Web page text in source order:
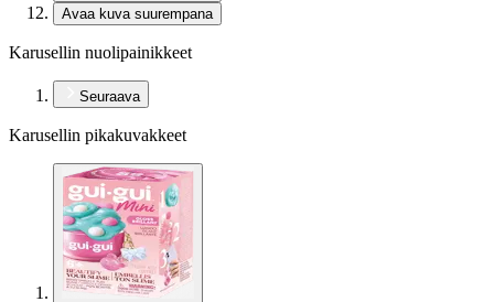
Avaa kuva suurempana
Karusellin nuolipainikkeet
Seuraava
Karusellin pikakuvakkeet